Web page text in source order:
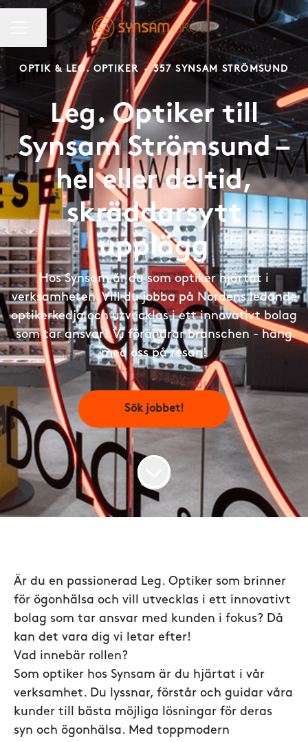
KARRIÄRMENY
Dela sidan
OPTIK & LEG. OPTIKER · 357 SYNSAM STRÖMSUND
Leg. Optiker till
Synsam Strömsund –
hel eller deltid,
skräddarsytt
upplägg
Hos Synsam är du som optiker hjärtat i
verksamheten. Vill du jobba på Nordens ledande
optikerkedja och utvecklas i ett innovativt bolag
som tar ansvar? Vi förändrar branschen - häng
med oss på resan!
Sök jobbet!
Är du en passionerad Leg. Optiker som brinner
för ögonhälsa och vill utvecklas i ett innovativt
bolag som tar ansvar med kunden i fokus? Då
kan det vara dig vi letar efter!
Vad innebär rollen?
Som optiker hos Synsam är du hjärtat i vår
verksamhet. Du lyssnar, förstår och guidar våra
kunder till bästa möjliga lösningar för deras
syn och ögonhälsa. Med toppmodern